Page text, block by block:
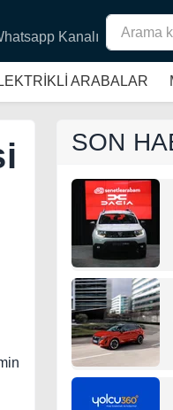
Kanalı
ARABALAR
SON